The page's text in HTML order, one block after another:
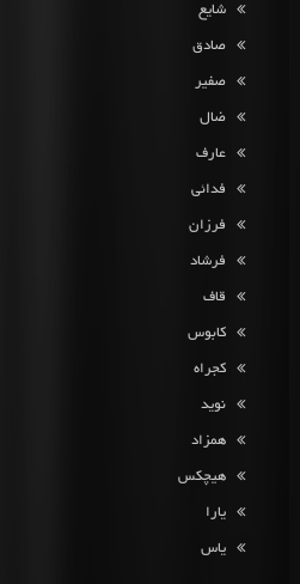
شایع
صادق
صفیر
ضال
عارف
فدائی
فرزان
فرشاد
قاف
کابوس
کجراه
نوید
همزاد
هیچکس
یارا
یاس